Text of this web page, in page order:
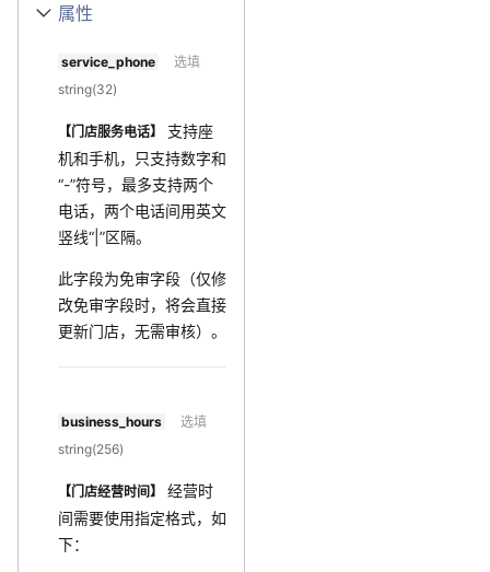
属性
service_phone
选填
string(32)
【门店服务电话】
支持座
机和手机，只支持数字和
“-”符号，最多支持两个
电话，两个电话间用英文
竖线“|”区隔。
此字段为免审字段（仅修
改免审字段时，将会直接
更新门店，无需审核）。
business_hours
选填
string(256)
【门店经营时间】
经营时
间需要使用指定格式，如
下：